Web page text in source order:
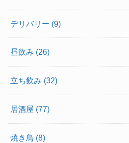
デリバリー (9)
昼飲み (26)
立ち飲み (32)
居酒屋 (77)
焼き鳥 (8)